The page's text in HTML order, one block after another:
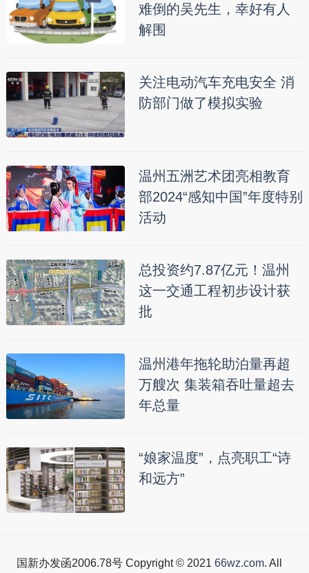
难倒的吴先生，幸好有人
解围
关注电动汽车充电安全 消
防部门做了模拟实验
温州五洲艺术团亮相教育
部2024“感知中国”年度特别
活动
总投资约7.87亿元！温州
这一交通工程初步设计获
批
温州港年拖轮助泊量再超
万艘次 集装箱吞吐量超去
年总量
“娘家温度”，点亮职工“诗
和远方”
国新办发函2006.78号 Copyright © 2021 66wz.com. All